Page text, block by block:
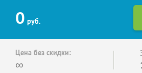
0 руб.
Цена без скидки:
∞